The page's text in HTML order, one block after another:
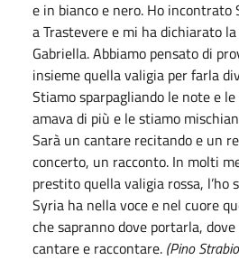
e in bianco e nero. Ho
a Trastevere e mi ha dichiarato
Gabriella. Abbiamo pensato di
insieme quella valigia per farla
Stiamo sparpagliando le note e
amava di più e le stiamo
Sarà un cantare recitando e un
concerto, un racconto. In molti
prestito quella valigia rossa,
Syria ha nella voce e nel cuore
che sapranno dove portarla,
cantare e raccontare. (Pino